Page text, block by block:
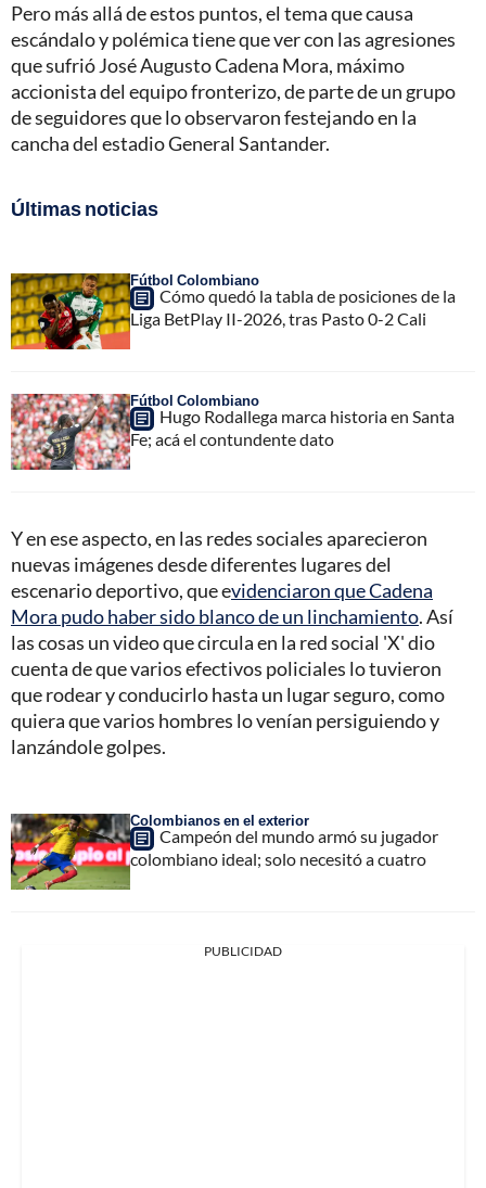
Pero más allá de estos puntos, el tema que causa
escándalo y polémica tiene que ver con las agresiones
que sufrió José Augusto Cadena Mora, máximo
accionista del equipo fronterizo, de parte de un grupo
de seguidores que lo observaron festejando en la
cancha del estadio General Santander.
Últimas noticias
Fútbol Colombiano
Cómo quedó la tabla de posiciones de la
Liga BetPlay II-2026, tras Pasto 0-2 Cali
Fútbol Colombiano
Hugo Rodallega marca historia en Santa
Fe; acá el contundente dato
Y en ese aspecto, en las redes sociales aparecieron
nuevas imágenes desde diferentes lugares del
escenario deportivo, que evidenciaron que Cadena
Mora pudo haber sido blanco de un linchamiento. Así
las cosas un video que circula en la red social 'X' dio
cuenta de que varios efectivos policiales lo tuvieron
que rodear y conducirlo hasta un lugar seguro, como
quiera que varios hombres lo venían persiguiendo y
lanzándole golpes.
Colombianos en el exterior
Campeón del mundo armó su jugador
colombiano ideal; solo necesitó a cuatro
PUBLICIDAD